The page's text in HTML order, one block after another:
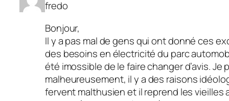
fredo
Bonjour,
Il y a pas mal de gens qui ont donné ces
des besoins en électricité du parc
été imossible de le faire changer d’avis. Je
malheureusement, il y a des raisons
fervent malthusien et il reprend les vieilles